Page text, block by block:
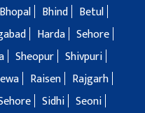
Bhopal Bhind
Betul
Harda Sehore
Sheopur Shivpuri
Raisen
Rajgarh
Sidhi Seoni